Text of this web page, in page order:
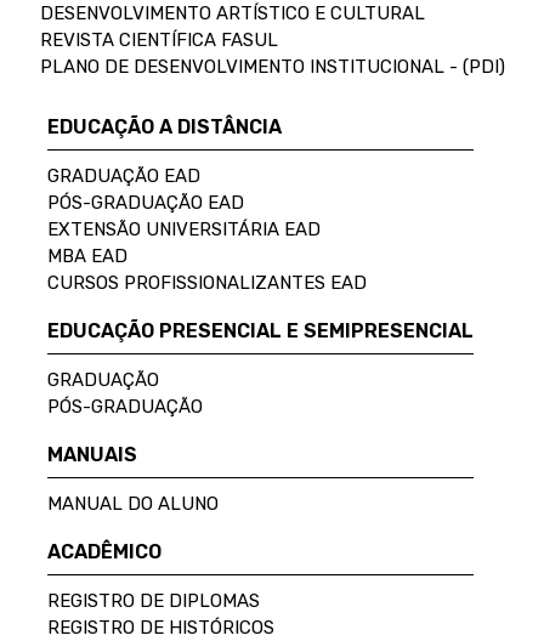
DESENVOLVIMENTO ARTÍSTICO E CULTURAL
REVISTA CIENTÍFICA FASUL
PLANO DE DESENVOLVIMENTO INSTITUCIONAL - (PDI)
EDUCAÇÃO A DISTÂNCIA
GRADUAÇÃO EAD
PÓS-GRADUAÇÃO EAD
EXTENSÃO UNIVERSITÁRIA EAD
MBA EAD
CURSOS PROFISSIONALIZANTES EAD
EDUCAÇÃO PRESENCIAL E SEMIPRESENCIAL
GRADUAÇÃO
PÓS-GRADUAÇÃO
MANUAIS
MANUAL DO ALUNO
ACADÊMICO
REGISTRO DE DIPLOMAS
REGISTRO DE HISTÓRICOS